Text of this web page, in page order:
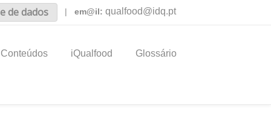
de dados | em@il: qualfood@idq.pt
Conteúdos iQualfood Glossário